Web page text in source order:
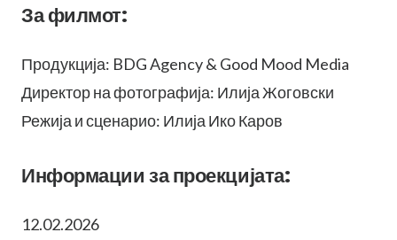
За филмот:
Продукција: BDG Agency & Good Mood Media
Директор на фотографија: Илија Жоговски
Режија и сценарио: Илија Ико Каров
Информации за проекцијата:
12.02.2026